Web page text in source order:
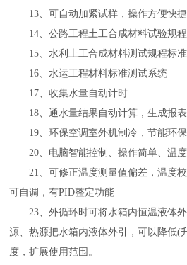
13 、可自动加紧试样，操作方便快捷
14 、公路工程土工合成材料试验规
15 、水利土工合成材料测试规程标
16 、水运工程材料标准测试系统
17 、收集水量自动计时
18 、通水量结果自动计算，生成报表
19 、环保空调室外机制冷，节能环保
20 、电脑智能控制、操作简单、温
21
、可修正温度测量值偏差，温度
可自调，有PID整定功能
23 、外循环时可将水箱内恒温液体
源、热源把水箱内液体外引，可以降低(
度，扩展使用范围。